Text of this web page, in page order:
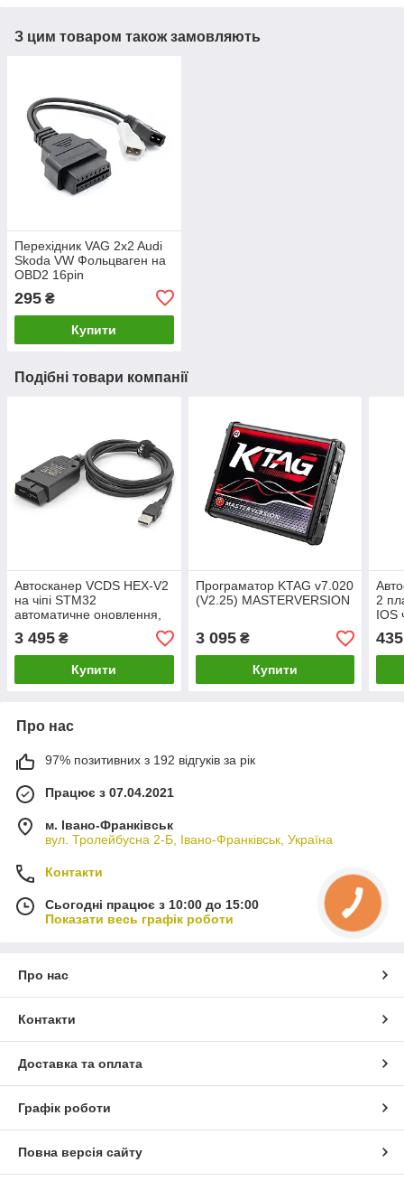
З цим товаром також замовляють
Перехідник VAG 2x2 Audi
Skoda VW Фольцваген на
OBD2 16pin
295 ₴
Купити
Подібні товари компанії
Автосканер VCDS HEX-V2
на чіпі STM32
автоматичне оновлення,
ліцензія без обмежень
VW/Audi/Skoda/Seat
3 495 ₴
Купити
Програматор KTAG v7.020
(V2.25) MASTERVERSION
3 095₴
Купити
2
IOS
435
Про нас
97% позитивних з 192 відгуків за рік
Працює з 07.04.2021
м. Івано-Франківськ
вул. Тролейбусна 2-Б, Івано-Франківськ, Україна
Контакти
Сьогодні працює з 10:00 до 15:00
Показати весь графік роботи
Про нас
Контакти
Доставка та оплата
Графік роботи
Повна версія сайту